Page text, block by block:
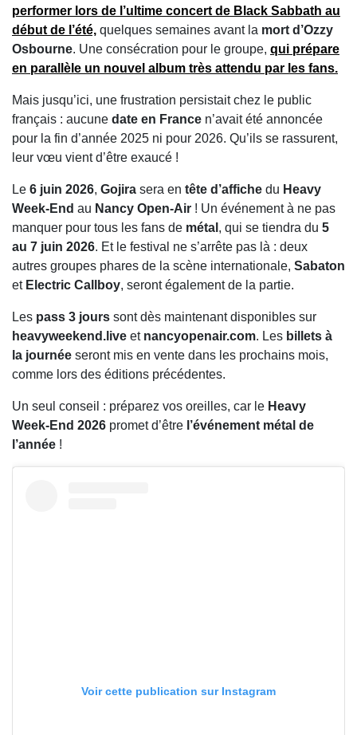
performer lors de l’ultime concert de Black Sabbath au
début de l’été, quelques semaines avant la mort d’Ozzy
Osbourne. Une consécration pour le groupe, qui prépare
en parallèle un nouvel album très attendu par les fans.
Mais jusqu’ici, une frustration persistait chez le public
français : aucune date en France n’avait été annoncée
pour la fin d’année 2025 ni pour 2026. Qu’ils se rassurent,
leur vœu vient d’être exaucé !
Le 6 juin 2026, Gojira sera en tête d’affiche du Heavy
Week-End au Nancy Open-Air ! Un événement à ne pas
manquer pour tous les fans de métal , qui se tiendra du 5
au 7 juin 2026. Et le festival ne s’arrête pas là : deux
autres groupes phares de la scène internationale, Sabaton
et Electric Callboy, seront également de la partie.
Les pass 3 jours sont dès maintenant disponibles sur
heavyweekend.live et nancyopenair.com. Les billets à
la journée seront mis en vente dans les prochains mois,
comme lors des éditions précédentes.
Un seul conseil : préparez vos oreilles, car le Heavy
Week-End 2026 promet d’être l’événement métal de
l’année !
Voir cette publication sur Instagram